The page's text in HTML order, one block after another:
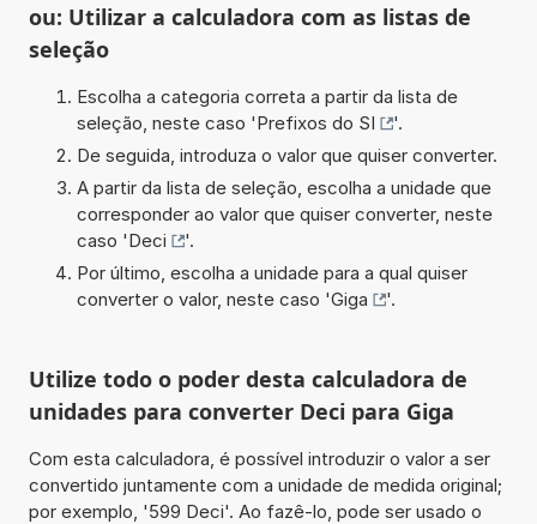
ou: Utilizar a calculadora com as listas de
seleção
Escolha a categoria correta a partir da lista de
seleção, neste caso 'Prefixos do SI
'.
De seguida, introduza o valor que quiser converter.
A partir da lista de seleção, escolha a unidade que
corresponder ao valor que quiser converter, neste
caso 'Deci
'.
Por último, escolha a unidade para a qual quiser
converter o valor, neste caso 'Giga '.
Utilize todo o poder desta calculadora de
unidades para converter Deci para Giga
Com esta calculadora, é possível introduzir o valor a ser
convertido juntamente com a unidade de medida original;
por exemplo, '599 Deci'. Ao fazê-lo, pode ser usado o